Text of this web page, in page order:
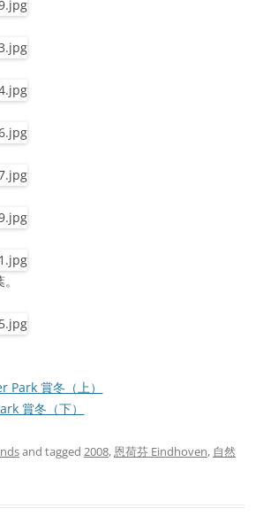
賞冬（上）
賞冬（下）
and tagged 2008,恩荷芬 Eindhoven, 自然